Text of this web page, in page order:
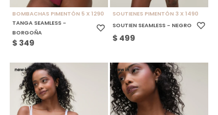
BOMBACHAS PIMENTÓN 5 X 1290
TANGA SEAMLESS -
BORGOÑA
$ 349
SOUTIENES PIMENTÓN 3 X 1490
SOUTIEN SEAMLESS - NEGRO
$ 499